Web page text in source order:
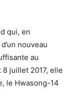
qui, en
nouveau
au
juillet 2017, elle
le Hwasong-14